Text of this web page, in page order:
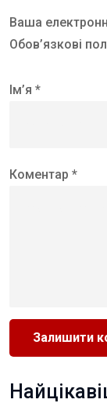
Ваша
Обов’язкові
Ім’я *
Коментар *